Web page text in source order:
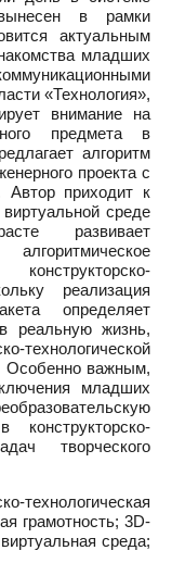
в рамки
актуальным
младших
«Технология»,
внимание на
предмета в
алгоритм
проекта с
Автор приходит к
среде
развивает
реализация
определяет
реальную жизнь,
технологической
Особенно важным,
младших
творческого
технологическая
грамотность; 3D-
среда;